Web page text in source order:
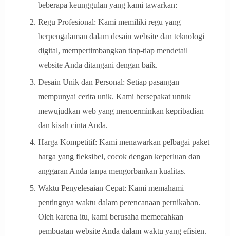
beberapa keunggulan yang kami tawarkan:
Regu Profesional: Kami memiliki regu yang
berpengalaman dalam desain website dan teknologi
digital, mempertimbangkan tiap-tiap mendetail
website Anda ditangani dengan baik.
Desain Unik dan Personal: Setiap pasangan
mempunyai cerita unik. Kami bersepakat untuk
mewujudkan web yang mencerminkan kepribadian
dan kisah cinta Anda.
Harga Kompetitif: Kami menawarkan pelbagai paket
harga yang fleksibel, cocok dengan keperluan dan
anggaran Anda tanpa mengorbankan kualitas.
Waktu Penyelesaian Cepat: Kami memahami
pentingnya waktu dalam perencanaan pernikahan.
Oleh karena itu, kami berusaha memecahkan
pembuatan website Anda dalam waktu yang efisien.